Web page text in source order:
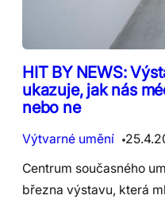
HIT BY NEWS:
ukazuje, jak nás
nebo ne
Výtvarné umění
Centrum současného
března výstavu, která